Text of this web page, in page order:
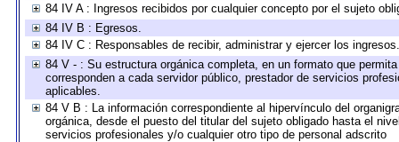
84 IV A : Ingresos recibidos por cualquier concepto por el sujeto
84 IV B : Egresos.
84 IV C : Responsables de recibir, administrar y ejercer los ingresos.
84 V - : Su estructura orgánica completa, en un formato que
corresponden a cada servidor público, prestador de servicios
aplicables.
84 V B : La información correspondiente al hipervínculo del
orgánica, desde el puesto del titular del sujeto obligado hasta el
servicios profesionales y/o cualquier otro tipo de personal adscrito